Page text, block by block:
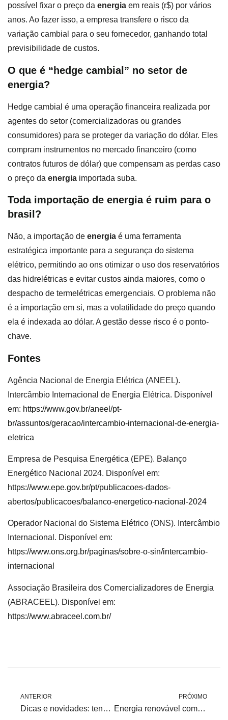
possível fixar o preço da energia em reais (r$) por vários
anos. Ao fazer isso, a empresa transfere o risco da
variação cambial para o seu fornecedor, ganhando total
previsibilidade de custos.
O que é “hedge cambial” no setor de
energia?
Hedge cambial é uma operação financeira realizada por
agentes do setor (comercializadoras ou grandes
consumidores) para se proteger da variação do dólar. Eles
compram instrumentos no mercado financeiro (como
contratos futuros de dólar) que compensam as perdas caso
o preço da energia importada suba.
Toda importação de energia é ruim para o
brasil?
Não, a importação de energia é uma ferramenta
estratégica importante para a segurança do sistema
elétrico, permitindo ao ons otimizar o uso dos reservatórios
das hidrelétricas e evitar custos ainda maiores, como o
despacho de termelétricas emergenciais. O problema não
é a importação em si, mas a volatilidade do preço quando
ela é indexada ao dólar. A gestão desse risco é o ponto-
chave.
Fontes
Agência Nacional de Energia Elétrica (ANEEL).
Intercâmbio Internacional de Energia Elétrica. Disponível
em: https://www.gov.br/aneel/pt-
br/assuntos/geracao/intercambio-internacional-de-energia-
eletrica
Empresa de Pesquisa Energética (EPE). Balanço
Energético Nacional 2024. Disponível em:
https://www.epe.gov.br/pt/publicacoes-dados-
abertos/publicacoes/balanco-energetico-nacional-2024
Operador Nacional do Sistema Elétrico (ONS). Intercâmbio
Internacional. Disponível em:
https://www.ons.org.br/paginas/sobre-o-sin/intercambio-
internacional
Associação Brasileira dos Comercializadores de Energia
(ABRACEEL). Disponível em:
https://www.abraceel.com.br/
ANTERIOR
Dicas e novidades: tendências em fontes renováveis para empresas
PRÓXIMO
Energia renovável com certificado: como comprovar sua sustentabilidade